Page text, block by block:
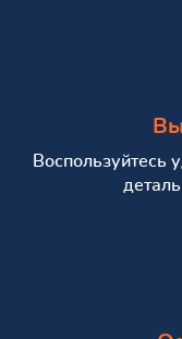
Воспользуйтесь